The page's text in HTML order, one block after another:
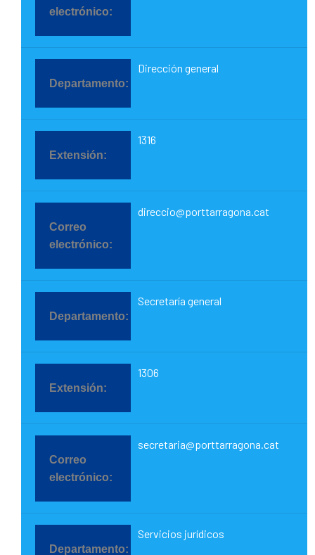
Dirección general
1316
direccio@porttarragona.cat
Secretaría general
1306
secretaria@porttarragona.cat
Servicios jurídicos